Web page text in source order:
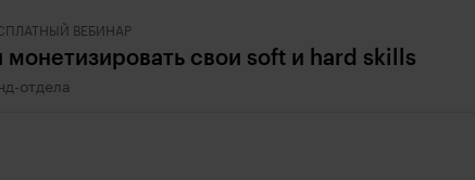
ВЕБИНАР
монетизировать свои soft и hard skills
отдела